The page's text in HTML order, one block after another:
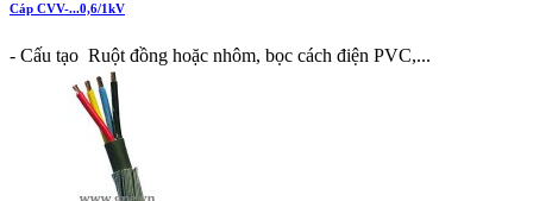
Cáp CVV-...0,6/1kV
- Cấu tạo Ruột đồng hoặc nhôm, bọc cách điện PVC,...